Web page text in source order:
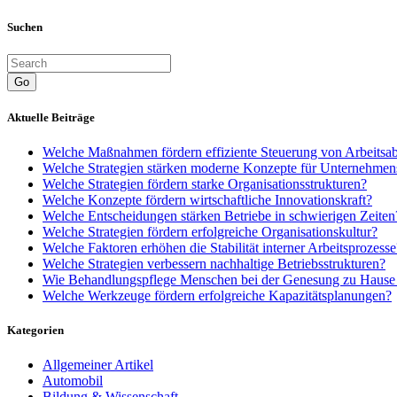
Suchen
Go
Aktuelle Beiträge
Welche Maßnahmen fördern effiziente Steuerung von
Welche Strategien stärken moderne Konzepte für
Welche Strategien fördern starke Organisationsstrukturen?
Welche Konzepte fördern wirtschaftliche Innovationskraft?
Welche Entscheidungen stärken Betriebe in schwierigen
Welche Strategien fördern erfolgreiche Organisationskultur?
Welche Faktoren erhöhen die Stabilität interner
Welche Strategien verbessern nachhaltige Betriebsstrukturen?
Wie Behandlungspflege Menschen bei der Genesung zu
Welche Werkzeuge fördern erfolgreiche Kapazitätsplanungen?
Kategorien
Allgemeiner Artikel
Automobil